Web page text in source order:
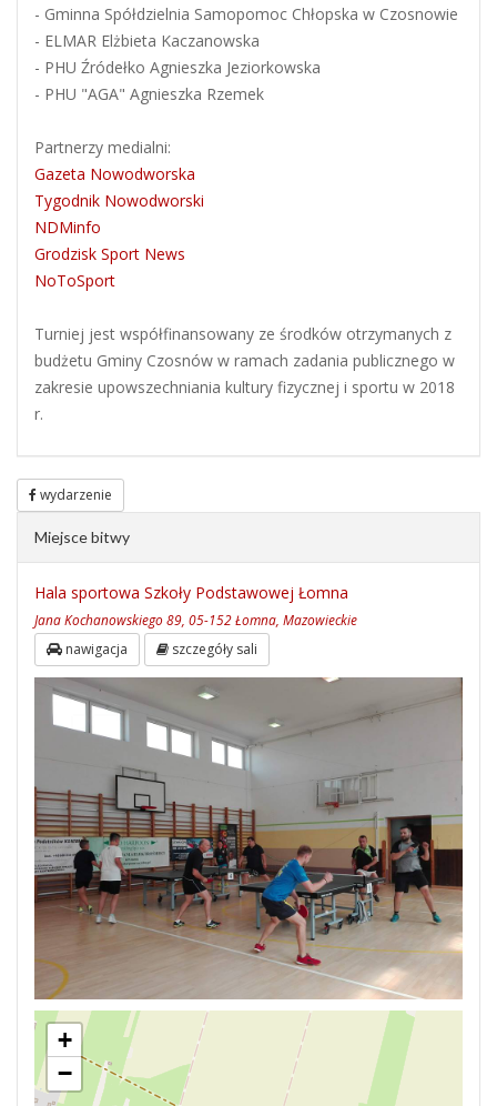
- Gminna Spółdzielnia Samopomoc Chłopska w Czosnowie
- ELMAR Elżbieta Kaczanowska
- PHU Źródełko Agnieszka Jeziorkowska
- PHU "AGA" Agnieszka Rzemek
Partnerzy medialni:
Gazeta Nowodworska
Tygodnik Nowodworski
NDMinfo
Grodzisk Sport News
NoToSport
Turniej jest współfinansowany ze środków otrzymanych z
budżetu Gminy Czosnów w ramach zadania publicznego w
zakresie upowszechniania kultury fizycznej i sportu w 2018
r.
wydarzenie
Miejsce bitwy
Hala sportowa Szkoły Podstawowej Łomna
Jana Kochanowskiego 89, 05-152 Łomna, Mazowieckie
nawigacja szczegóły sali
+
−